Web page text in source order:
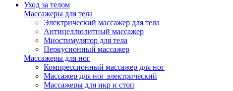
Уход за телом
Массажеры для тела
Электрический массажер для тела
Антицеллюлитный массажер
Миостимулятор для тела
Перкусионный массажер
Массажеры для ног
Компрессионный массажер для ног
Массажер для ног электрический
Массажеры для икр и стоп